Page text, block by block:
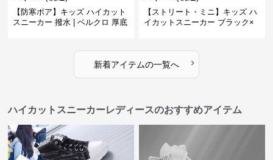
【防寒ボア】キッズ ハイカット
スニーカー 撥水 | ベルクロ 厚底
【ストリート・ミニ】キッズ ハ
イカットスニーカー ブラック×
新着アイテムの一覧へ ›
ハイカットスニーカーレディースのおすすめアイテム